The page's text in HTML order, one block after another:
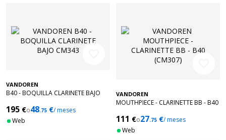
VANDOREN
B40 - BOQUILLA CLARINETE BAJO
195 €o48.75 €/ meses
Web
VANDOREN
MOUTHPIECE - CLARINETTE BB - B40
111 €o27.75 €/ meses
Web